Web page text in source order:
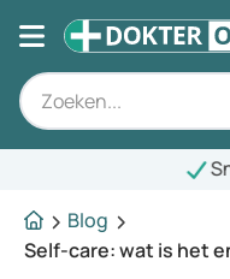
Blog
Self-care: wat is het